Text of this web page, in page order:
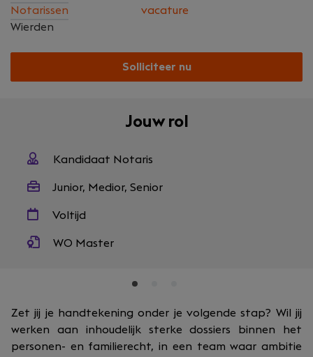
Notarissen
Wierden
vacature
Solliciteer nu
Jouw rol
Kandidaat Notaris
Junior, Medior, Senior
Voltijd
WO Master
Zet jij je handtekening onder je volgende stap? Wil jij
werken aan inhoudelijk sterke dossiers binnen het
personen- en familierecht, in een team waar ambitie